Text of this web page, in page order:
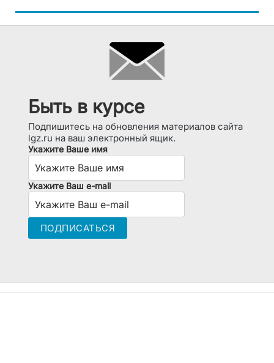
Быть в курсе
Подпишитесь на обновления материалов сайта
lgz.ru на ваш электронный ящик.
Укажите Ваше имя
Укажите Ваш e-mail